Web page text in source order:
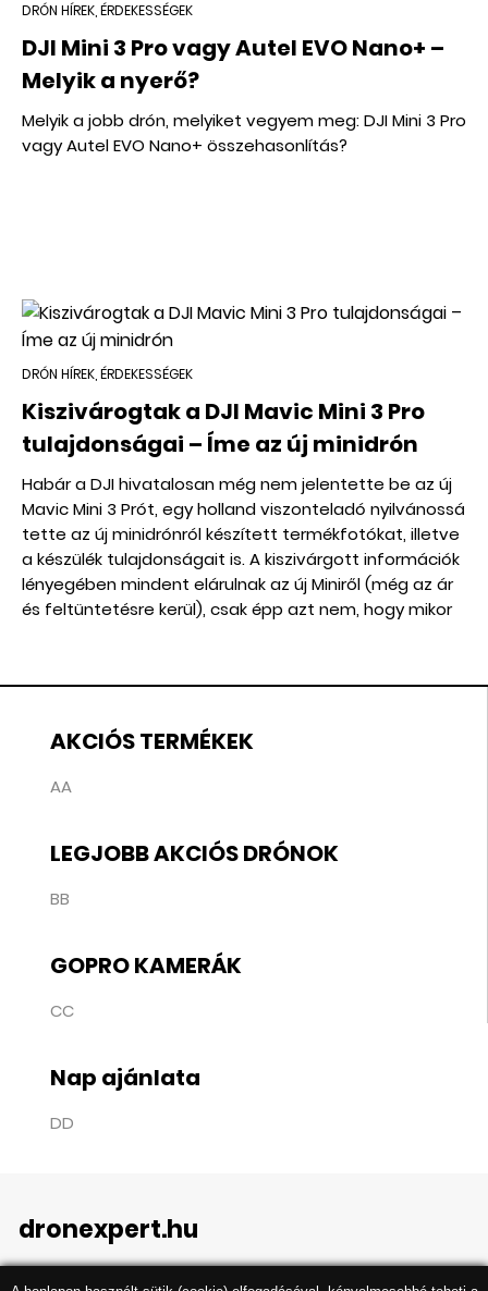
DRÓN HÍREK, ÉRDEKESSÉGEK
DJI Mini 3 Pro vagy Autel EVO Nano+ –
Melyik a nyerő?
Melyik a jobb drón, melyiket vegyem meg: DJI Mini 3 Pro
vagy Autel EVO Nano+ összehasonlítás?
DRÓN HÍREK, ÉRDEKESSÉGEK
Kiszivárogtak a DJI Mavic Mini 3 Pro
tulajdonságai – Íme az új minidrón
Habár a DJI hivatalosan még nem jelentette be az új
Mavic Mini 3 Prót, egy holland viszonteladó nyilvánossá
tette az új minidrónról készített termékfotókat, illetve
a készülék tulajdonságait is. A kiszivárgott információk
lényegében mindent elárulnak az új Miniről (még az ár
és feltüntetésre kerül), csak épp azt nem, hogy mikor
AKCIÓS TERMÉKEK
AA
LEGJOBB AKCIÓS DRÓNOK
BB
GOPRO KAMERÁK
CC
Nap ajánlata
DD
dronexpert.hu